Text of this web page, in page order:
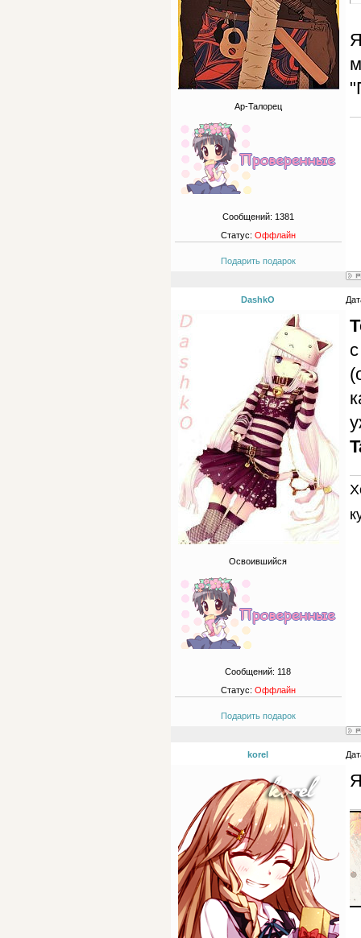
Ар-Талорец
Сообщений: 1381
Статус: Оффлайн
Подарить подарок
DashkO
Освоившийся
Сообщений: 118
Статус: Оффлайн
Подарить подарок
korel